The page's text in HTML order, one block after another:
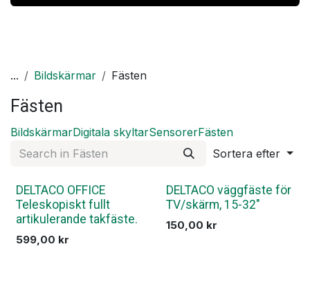
... Bildskärmar Fästen
Fästen
BildskärmarDigitala skyltarSensorerFästen
Sortera efter
DELTACO OFFICE
Teleskopiskt fullt
artikulerande takfäste.
599,00 kr
DELTACO väggfäste för
TV/skärm, 15-32"
150,00 kr